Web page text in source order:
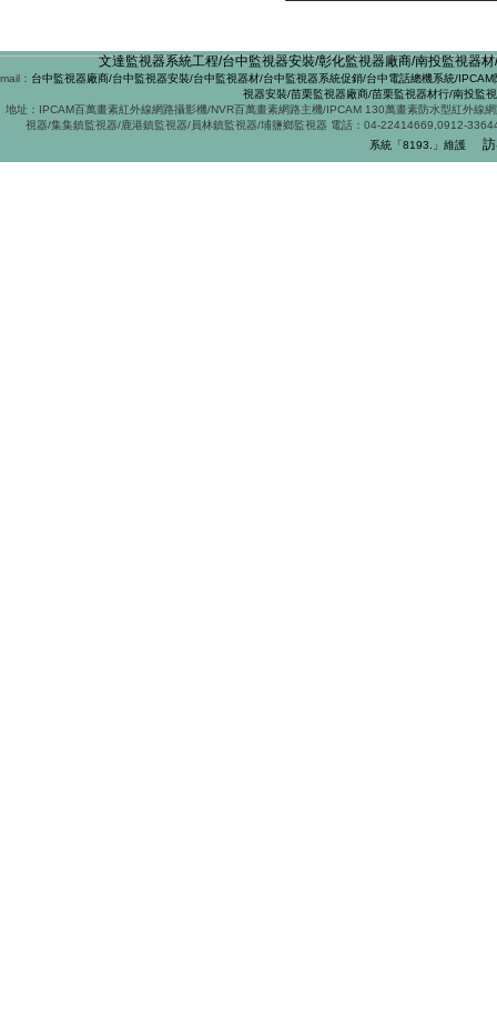
文達監視器系統工程/台中監視器安裝/彰化監視器廠商/南投監視器
mail： 台中監視器廠商/台中監視器安裝/台中監視器材/台中監視器系統促銷/台中電話總機系統/
視器安裝/苗栗監視器廠商/苗栗監視器材行/南投監
地址：IPCAM百萬畫素紅外線網路攝影機/NVR百萬畫素網路主機/IPCAM 130萬畫素防水型紅外
視器/集集鎮監視器/鹿港鎮監視器/員林鎮監視器/埔鹽鄉監視器 電話：04-22414669,0912-
系統「8193
」維護